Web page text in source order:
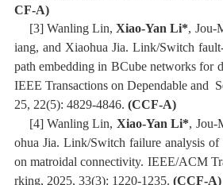
CF-A)
[3] Wanling Lin,Xiao-Yan Li*, Jou-
iang, and Xiaohua Jia. Link/Switch
path embedding in BCube networks for
IEEE Transactions on Dependable and
25, 22(5): 4829-4846. (CCF-A)
[4] Wanling Lin, Xiao-Yan Li*, Jou-
ohua Jia. Link/Switch failure analysis of
on matroidal connectivity. IEEE/ACM
rking, 2025, 33(3): 1220-1235. (CCF-A)